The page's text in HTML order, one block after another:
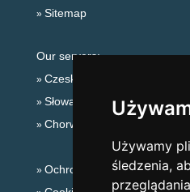
Używamy
śledzenia,
Sitemap
Our servers:
Czeskie Góry
Słowackie góry
Chorwacja
Ochrona prywatności